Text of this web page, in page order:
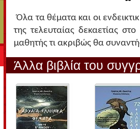
Όλα τα θέματα και οι
της τελευταίας δεκαετίας
μαθητής τι ακριβώς θα
Άλλα βιβλία του